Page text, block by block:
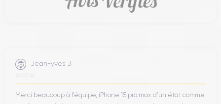
Jean-yves J.
26/07/26
Merci beaucoup à l’équipe, iPhone 15 pro max d’un état comme